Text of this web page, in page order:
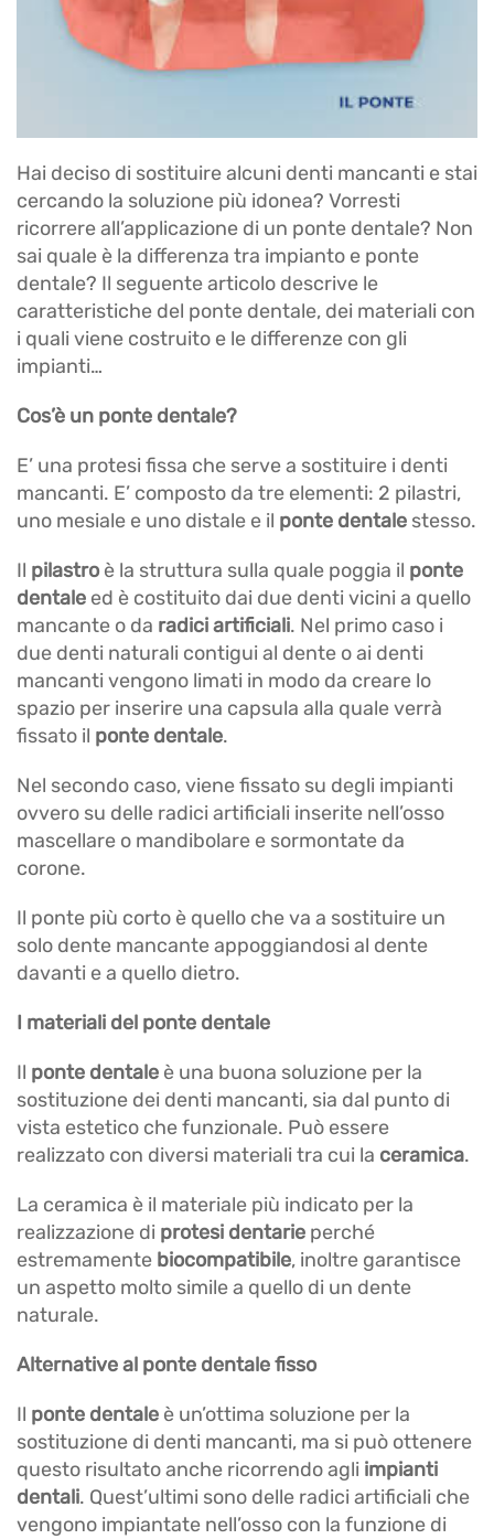
Hai deciso di sostituire alcuni denti mancanti e stai
cercando la soluzione più idonea? Vorresti
ricorrere all’applicazione di un ponte dentale? Non
sai quale è la differenza tra impianto e ponte
dentale? Il seguente articolo descrive le
caratteristiche del ponte dentale, dei materiali con
i quali viene costruito e le differenze con gli
impianti…
Cos’è un ponte dentale?
E’ una protesi fissa che serve a sostituire i denti
mancanti. E’ composto da tre elementi: 2 pilastri,
uno mesiale e uno distale e il ponte dentale stesso.
Il pilastro è la struttura sulla quale poggia il ponte
dentale ed è costituito dai due denti vicini a quello
mancante o da radici artificiali. Nel primo caso i
due denti naturali contigui al dente o ai denti
mancanti vengono limati in modo da creare lo
spazio per inserire una capsula alla quale verrà
fissato il ponte dentale.
Nel secondo caso, viene fissato su degli impianti
ovvero su delle radici artificiali inserite nell’osso
mascellare o mandibolare e sormontate da
corone.
Il ponte più corto è quello che va a sostituire un
solo dente mancante appoggiandosi al dente
davanti e a quello dietro.
I materiali del ponte dentale
Il ponte dentale è una buona soluzione per la
sostituzione dei denti mancanti, sia dal punto di
vista estetico che funzionale. Può essere
realizzato con diversi materiali tra cui la ceramica.
La ceramica è il materiale più indicato per la
realizzazione di protesi dentarie perché
estremamente biocompatibile, inoltre garantisce
un aspetto molto simile a quello di un dente
naturale.
Alternative al ponte dentale fisso
Il ponte dentale è un’ottima soluzione per la
sostituzione di denti mancanti, ma si può ottenere
questo risultato anche ricorrendo agli impianti
dentali. Quest’ultimi sono delle radici artificiali che
vengono impiantate nell’osso con la funzione di